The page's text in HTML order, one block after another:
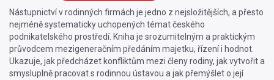
Nástupnictví v rodinných firmách je jedno z nejsložitějších, a přesto
nejméně systematicky uchopených témat českého
podnikatelského prostředí. Kniha je srozumitelným a praktickým
průvodcem mezigeneračním předáním majetku, řízení i hodnot.
Ukazuje, jak předcházet konfliktům mezi členy rodiny, jak vytvořit a
smysluplně pracovat s rodinnou ústavou a jak přemýšlet o její